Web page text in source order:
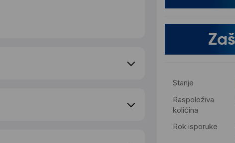
Stanje
Raspoloživa
količina
Rok isporuke